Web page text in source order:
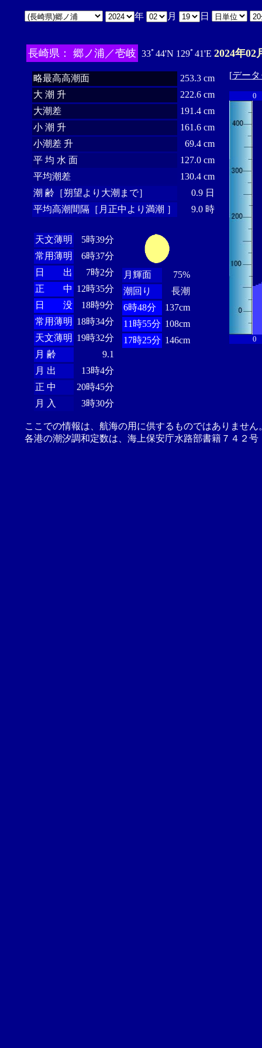
年 月 日
長崎県： 郷ノ浦／壱岐 33ﾟ44'N 129ﾟ41'E 2024年02
略最高高潮面
253.3 cm
大 潮 升
222.6 cm
大潮差
191.4 cm
小 潮 升
161.6 cm
小潮差 升
69.4 cm
平 均 水 面
127.0 cm
平均潮差
130.4 cm
潮 齢［朔望より大潮まで］
0.9 日
平均高潮間隔［月正中より満潮 ］
9.0 時
天文薄明
5時39分
常用薄明
6時37分
日 出
7時2分
正 中 12時35分
日 没
18時9分
常用薄明 18時34分
天文薄明 19時32分
月 齢
9.1
月 出
13時4分
正 中
20時45分
月 入
3時30分
月輝面
75%
潮回り
長潮
6時48分
137cm
11時55分 108cm
17時25分 146cm
[デー
0
0
ここでの情報は、航海の用に供するものではありませ
各港の潮汐調和定数は、海上保安庁水路部書籍７４２